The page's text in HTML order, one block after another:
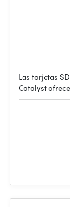
Las tarjetas
Catalyst